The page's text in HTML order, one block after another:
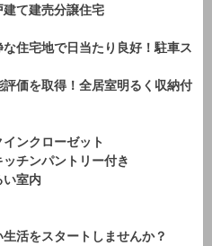
て建売分譲住宅
住宅地で日当たり良好！駐車ス
価を取得！全居室明るく収納付
ンクローゼット
チンパントリー付き
い室内
活をスタートしませんか？